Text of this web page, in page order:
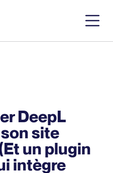
DeepL
site
un plugin
intègre